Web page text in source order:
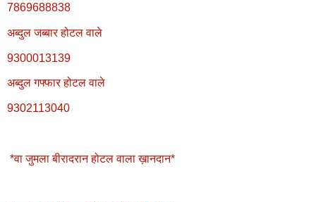
7869688838
अब्दुल जब्बार होटल वाले
9300013139
अब्दुल गफ्फार होटल वाले
9302113040
*वा जुमला बीरादरान होटल वाला ख़ानदान*